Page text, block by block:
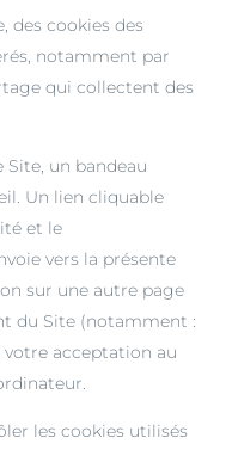
des cookies des
notamment par
qui collectent des
un bandeau
Un lien cliquable
et le
vers la présente
sur une autre page
du Site (notamment :
acceptation au
les cookies utilisés